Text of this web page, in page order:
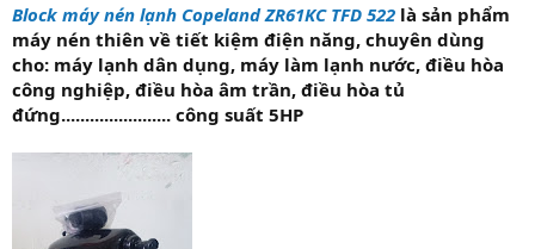
Block máy nén lạnh Copeland ZR61KC TFD 522 là sản phẩm
máy nén thiên về tiết kiệm điện năng, chuyên dùng
cho: máy lạnh dân dụng, máy làm lạnh nước, điều hòa
công nghiệp, điều hòa âm trần, điều hòa tủ
đứng....................... công suất 5HP